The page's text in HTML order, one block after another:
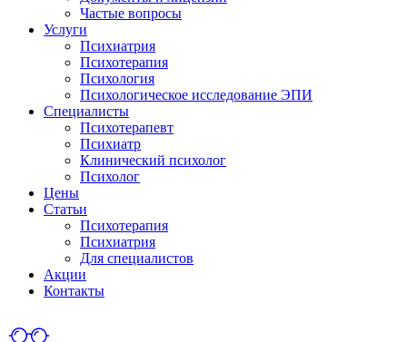
Частые вопросы
Услуги
Психиатрия
Психотерапия
Психология
Психологическое исследование ЭПИ
Специалисты
Психотерапевт
Психиатр
Клинический психолог
Психолог
Цены
Статьи
Психотерапия
Психиатрия
Для специалистов
Акции
Контакты